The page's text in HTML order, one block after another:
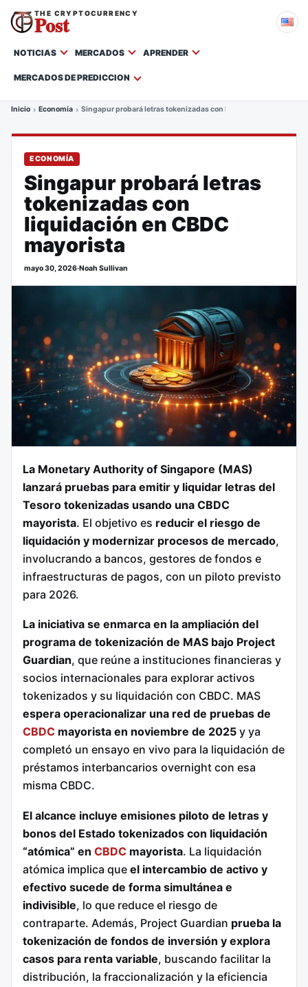
THE CRYPTOCURRENCY
Post
NOTICIAS MERCADOS APRENDER
MERCADOS DE PREDICCION
Inicio Economía Singapur probará letras tokenizadas con liquidación en CBDC
ECONOMÍA
Singapur probará letras
tokenizadas con
liquidación en CBDC
mayorista
mayo 30, 2026·Noah Sullivan
La Monetary Authority of Singapore (MAS)
lanzará pruebas para emitir y liquidar letras del
Tesoro tokenizadas usando una CBDC
mayorista. El objetivo es reducir el riesgo de
liquidación y modernizar procesos de mercado,
involucrando a bancos, gestores de fondos e
infraestructuras de pagos, con un piloto previsto
para 2026.
La iniciativa se enmarca en la ampliación del
programa de tokenización de MAS bajo Project
Guardian, que reúne a instituciones financieras y
socios internacionales para explorar activos
tokenizados y su liquidación con CBDC. MAS
espera operacionalizar una red de pruebas de
CBDC mayorista en noviembre de 2025 y ya
completó un ensayo en vivo para la liquidación de
préstamos interbancarios overnight con esa
misma CBDC.
El alcance incluye emisiones piloto de letras y
bonos del Estado tokenizados con liquidación
“atómica” en CBDC mayorista. La liquidación
atómica implica que el intercambio de activo y
efectivo sucede de forma simultánea e
indivisible, lo que reduce el riesgo de
contraparte. Además, Project Guardian prueba la
tokenización de fondos de inversión y explora
casos para renta variable, buscando facilitar la
distribución, la fraccionalización y la eficiencia